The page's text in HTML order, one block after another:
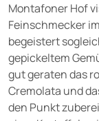
Montafoner Hof
Feinschmecker
begeistert
gepickeltem
gut geraten das
Cremolata und
den Punkt